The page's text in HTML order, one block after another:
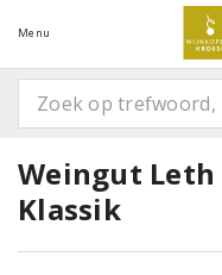
Menu
Weingut
Klassik